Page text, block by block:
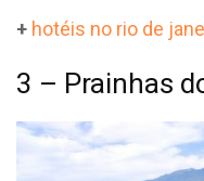
+ hotéis no rio de
3 – Prainhas